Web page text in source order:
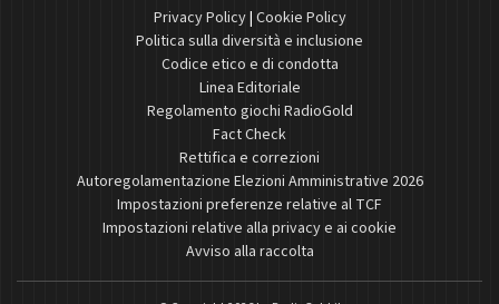
Privacy Policy| Cookie Policy
Politica sulla diversità e inclusione
Codice etico e di condotta
Linea Editoriale
Regolamento giochi RadioGold
Fact Check
Rettifica e correzioni
Autoregolamentazione Elezioni Amministrative 2026
Impostazioni preferenze relative al TCF
Impostazioni relative alla privacy e ai cookie
Avviso alla raccolta